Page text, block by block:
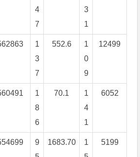
4
7
3
1
1
3
7
552.6
1
0
9
12499
1
8
6
70.1
1
4
1
6052
9
1683.70
1
5199